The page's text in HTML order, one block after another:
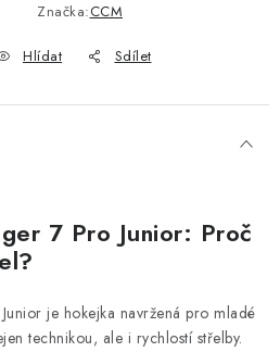
Značka:CCM
Hlídat Sdílet
7 Pro Junior: Proč
je hokejka navržená pro mladé
technikou, ale i rychlostí střelby.